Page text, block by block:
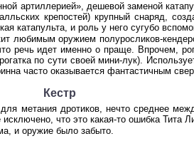
артиллерией», дешевой заменой
крепостей) крупный снаряд,
катапульта, и роль у него сугубо
любимым оружием полуросликов-
речь идет именно о праще. Впрочем,
по сути своей мини-лук).
часто оказывается фантастичным
Кестр
метания дротиков, нечто среднее
что это какая-то ошибка Тита
и оружие было забыто.